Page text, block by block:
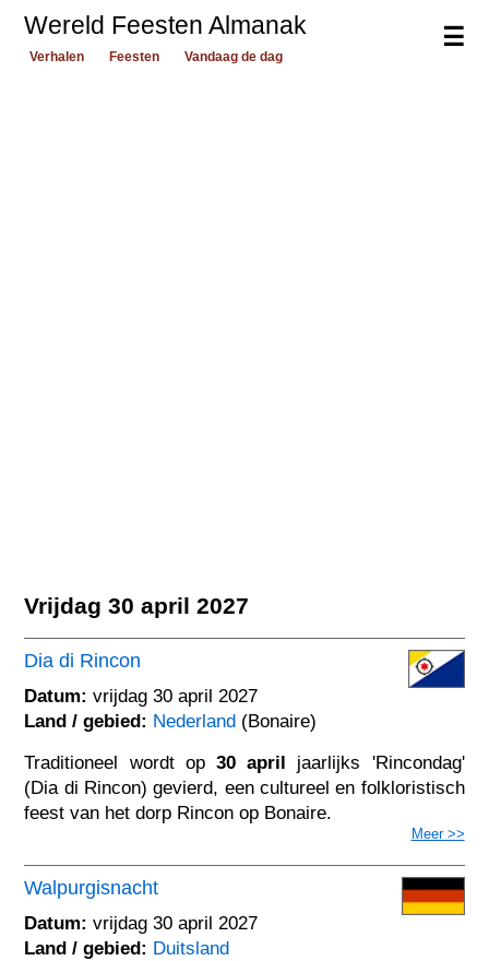
☰
Wereld Feesten Almanak
Verhalen Feesten Vandaag de dag
Vrijdag 30 april 2027
Dia di Rincon
Datum: vrijdag 30 april 2027
Land / gebied: Nederland (Bonaire)
Traditioneel wordt op 30 april jaarlijks 'Rincondag'
(Dia di Rincon) gevierd, een cultureel en folkloristisch
feest van het dorp Rincon op Bonaire.
Meer >>
Walpurgisnacht
Datum: vrijdag 30 april 2027
Land / gebied: Duitsland